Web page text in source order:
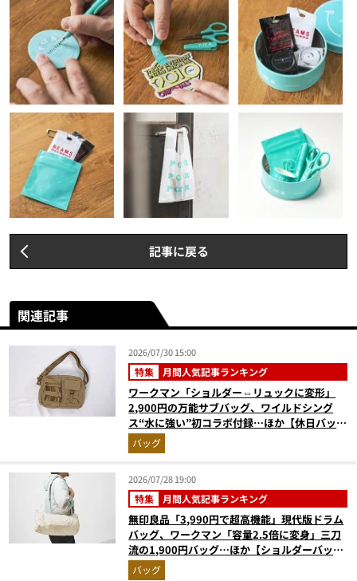
記事に戻る
関連記事
2026/07/30 15:00
特集 月間人気記事ランキング
ワークマン「ショルダー⇔リュックに変形」
2,900円の万能サブバッグ、ワイルドシング
ス“水に強い”初コラボ付録…ほか【休日バッグ
の人気記事ランキングベスト3】（2026年6月
版）
バッグ
2026/07/28 19:00
特集 月間人気記事ランキング
無印良品「3,990円で超高機能」現代版ドラム
バッグ、ワークマン「容量2.5倍に変身」三刀
流の1,900円バッグ…ほか【ショルダーバッグ
の人気記事ランキングベスト3】（2026年6月
バッグ